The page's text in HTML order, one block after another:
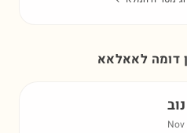
דומה לאאלאא
נוב
Nov